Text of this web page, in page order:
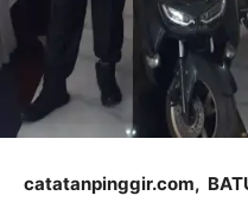
catatanpinggir.com,